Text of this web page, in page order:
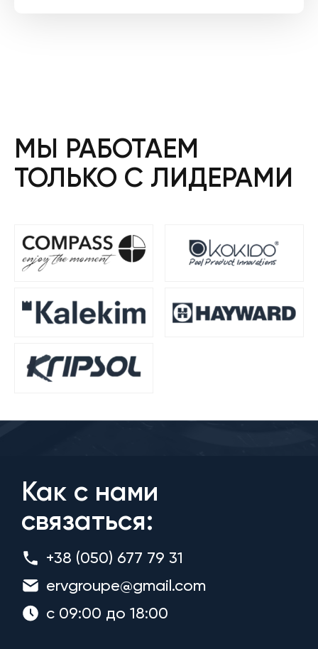
МЫ РАБОТАЕМ
ТОЛЬКО С ЛИДЕРАМИ
Как с нами
связаться:
+38 (050) 677 79 31
ervgroupe@gmail.com
с 09:00 до 18:00